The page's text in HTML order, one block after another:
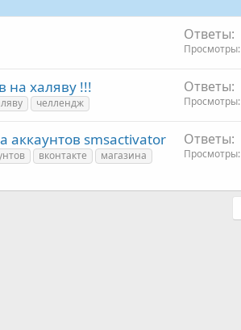
Ответы
Просмотры
на халяву !!!
челлендж
Ответы
Просмотры
аккаунтов smsactivator
вконтакте
магазина
Ответы
Просмотры